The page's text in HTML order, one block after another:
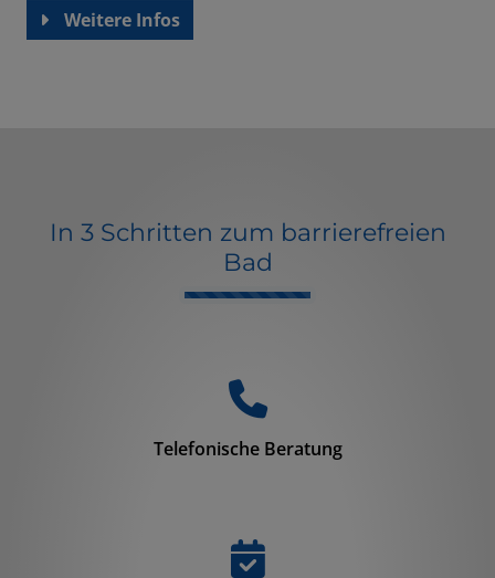
Weitere Infos
In 3 Schritten zum barrierefreien
Bad
Telefonische Beratung